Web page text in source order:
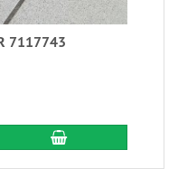
7117743